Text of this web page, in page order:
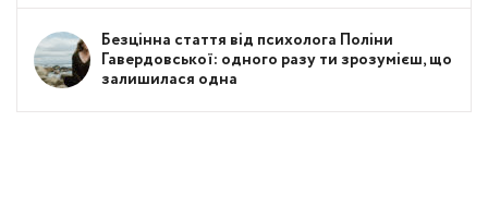
Безцінна стаття від психолога Поліни
Гавердовської: одного разу ти зрозумієш, що
залишилася одна